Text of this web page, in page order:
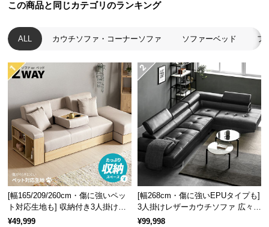
い
て
返
品・
キ
ン
セ
ル
に
つ
い
て
保
この商品と同じカテゴリのランキング
ALL カウチソファ・コーナーソファ ソファーベッド フ
[幅165/209/260cm・傷に強いペッ
ト対応生地も] 収納付き3人掛け多
機能ソファ
¥49,999
[幅268cm・傷に強いEPUタイプも]
3人掛けレザーカウチソファ 広々設
計 高級感
¥99,998